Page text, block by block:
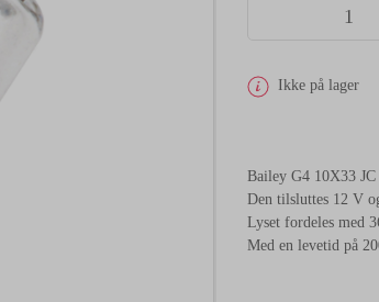
Ikke på lager
Bailey G4 10X33
Den tilsluttes 12 V
Lyset fordeles med
Med en levetid på